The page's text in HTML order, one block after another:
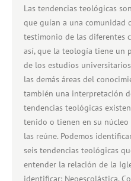
Las tendencias teológicas
que guían a una comunidad
testimonio de las diferentes
así, que la teología tiene un
de los estudios
las demás áreas del
también una interpretación
tendencias teológicas
tenido o tienen en su
las reúne. Podemos
seis tendencias teológicas
entender la relación de la
identificar: Neoescolástica,